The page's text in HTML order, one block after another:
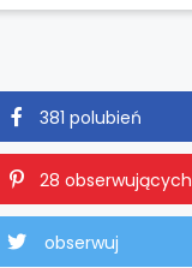
381 polubień
28 obserwujących
obserwuj